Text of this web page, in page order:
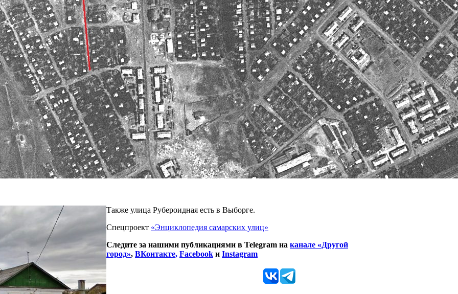
Также улица Рубероидная есть в Выборге.
Спецпроект «Энциклопедия самарских улиц»
Следите за нашими публикациями в Telegram на канале «Другой
город», ВКонтакте, Facebook и Instagram